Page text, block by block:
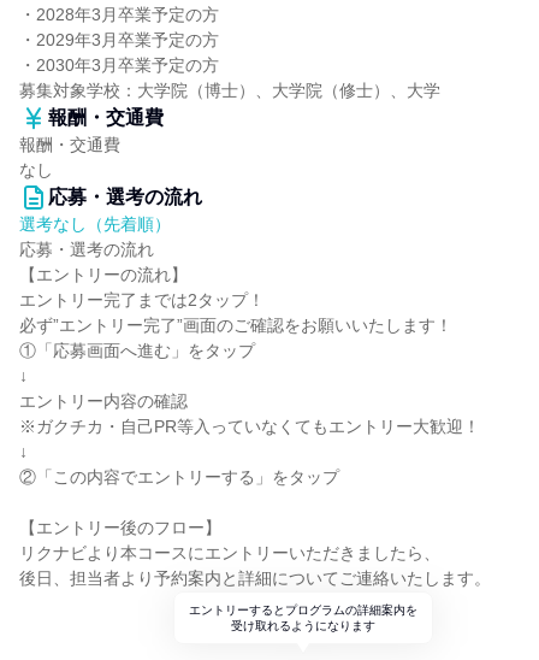
・2028年3月卒業予定の方
・2029年3月卒業予定の方
・2030年3月卒業予定の方
募集対象学校：大学院（博士）、大学院（修士）、大学
報酬・交通費
報酬・交通費
なし
応募・選考の流れ
選考なし（先着順）
応募・選考の流れ
【エントリーの流れ】
エントリー完了までは2タップ！
必ず”エントリー完了”画面のご確認をお願いいたします！
①「応募画面へ進む」をタップ
↓
エントリー内容の確認
※ガクチカ・自己PR等入っていなくてもエントリー大歓迎！
↓
②「この内容でエントリーする」をタップ
【エントリー後のフロー】
リクナビより本コースにエントリーいただきましたら、
後日、担当者より予約案内と詳細についてご連絡いたします。
エントリーするとプログラムの詳細案内を
受け取れるようになります